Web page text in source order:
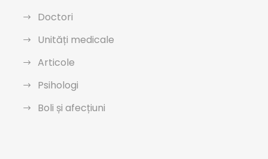
Doctori
Unități medicale
Articole
Psihologi
Boli și afecțiuni